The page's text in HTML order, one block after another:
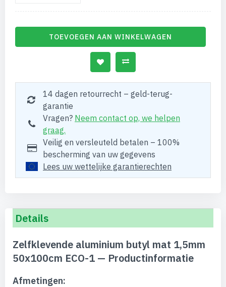
TOEVOEGEN AAN WINKELWAGEN
14 dagen retourrecht – geld-terug-
garantie
Vragen? Neem contact op, we helpen
graag.
Veilig en versleuteld betalen – 100%
bescherming van uw gegevens
Lees uw wettelijke garantierechten
Details
Zelfklevende aluminium butyl mat 1,5mm
50x100cm ECO-1 — Productinformatie
Afmetingen: